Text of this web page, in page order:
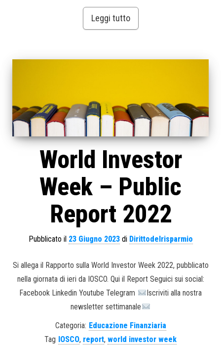
Leggi tutto
World Investor
Week – Public
Report 2022
Pubblicato il 23 Giugno 2023di Dirittodelrisparmio
Si allega il Rapporto sulla World Investor Week 2022, pubblicato
nella giornata di ieri da IOSCO. Qui il Report Seguici sui social:
Facebook Linkedin Youtube Telegram
Iscriviti alla nostra
newsletter settimanale
Categoria: Educazione Finanziaria
Tag IOSCO, report, world investor week